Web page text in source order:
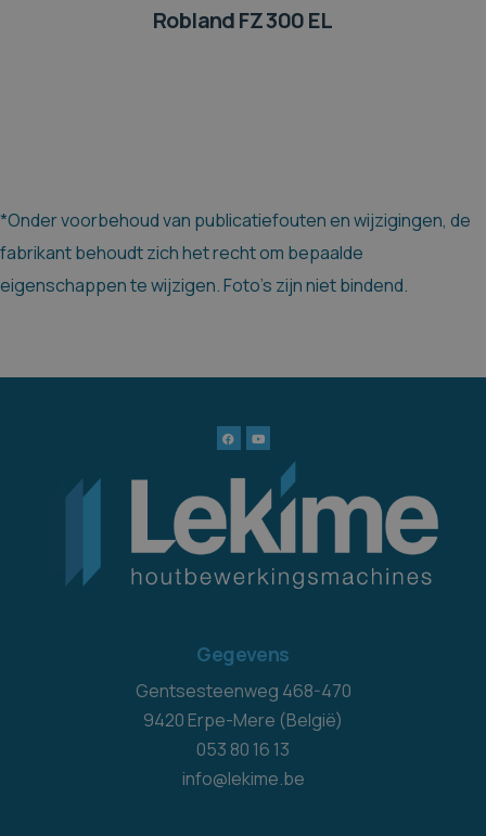
Robland FZ 300 EL
*Onder voorbehoud van publicatiefouten en wijzigingen, de
fabrikant behoudt zich het recht om bepaalde
eigenschappen te wijzigen. Foto's zijn niet bindend.
Gegevens
Gentsesteenweg 468-470
9420 Erpe-Mere (België)
053 80 16 13
info@lekime.be